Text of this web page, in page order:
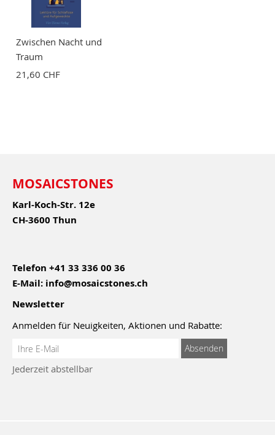
Zwischen Nacht und
Traum
21,60 CHF
MOSAICSTONES
Karl-Koch-Str. 12e
CH-3600 Thun
Telefon +41 33 336 00 36
E-Mail: info@mosaicstones.ch
Newsletter
Anmelden für Neuigkeiten, Aktionen und Rabatte:
Anmeldung
Newsletter:
Absenden
Jederzeit abstellbar